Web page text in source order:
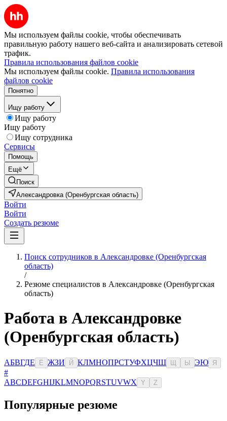
Мы используем файлы cookie, чтобы обеспечивать
правильную работу нашего веб-сайта и анализировать сетевой
трафик.
Правила использования файлов cookie
Мы используем файлы cookie. Правила использования
файлов cookie
Понятно
Ищу работу
Ищу работу
Ищу работу
Ищу сотрудника
Сервисы
Помощь
Ещё
Поиск
Александровка (Оренбургская область)
Войти
Войти
Создать резюме
Поиск сотрудников в Александровке (Оренбургская
область)
/
Резюме специалистов в Александровке (Оренбургская
область)
Работа в Александровке
(Оренбургская область)
АБВГДЕ Ё ЖЗИ Й КЛМНОПРСТУФХЦЧШ Ы ЭЮ Я
#
ABCDEFGHIJKLMNOPQRSTUVWX Y Z
Популярные резюме